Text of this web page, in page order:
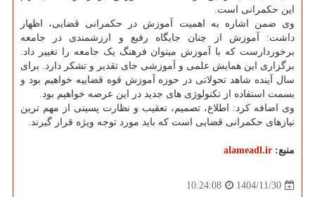
این حکمرانی است.
وی ضمن اشاره به اهمیت آموزش در حکمرانی قضایی، اظهار
داشت: آموزش از چنان جایگاه رفیع و ارزشمندی در جامعه
برخوردارست که با آموزش میتوان فرهنگ یک جامعه را تغییر داد.
برگزاری این همایش علمی و آموزشی جای تقدیر و تشکر دارد. برای
سال آینده شاهد تحولاتی در حوزه آموزش قوه قضاییه خواهیم بود و
بسمت استفاده از تکنولوژی های جدید در این عرصه خواهیم بود.
وی اضافه کرد: اطلاع، تصمیم، تعقیب و نظارت پسینی از مهم ترین
نیازهای حکمرانی قضایی است که باید مورد توجه ویژه قرار گیرند.
منبع: alameadl.ir
1404/11/30
10:24:08